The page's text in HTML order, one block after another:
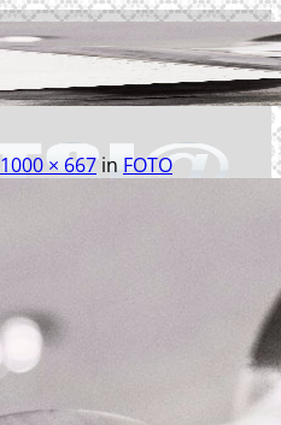
1000 × 667inFOTO